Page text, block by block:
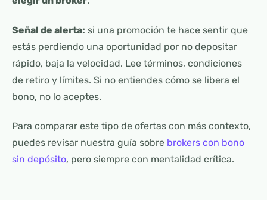
Señal de alerta: si una promoción te hace sentir que
estás perdiendo una oportunidad por no depositar
rápido, baja la velocidad. Lee términos, condiciones
de retiro y límites. Si no entiendes cómo se libera el
bono, no lo aceptes.
Para comparar este tipo de ofertas con más contexto,
puedes revisar nuestra guía sobre brokers con bono
sin depósito, pero siempre con mentalidad crítica.